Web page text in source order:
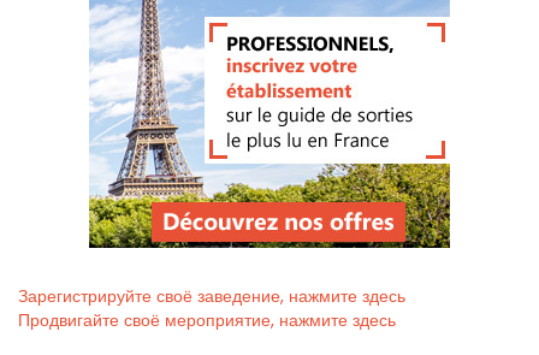
Зарегистрируйте своё заведение, нажмите здесь
Продвигайте своё мероприятие, нажмите здесь